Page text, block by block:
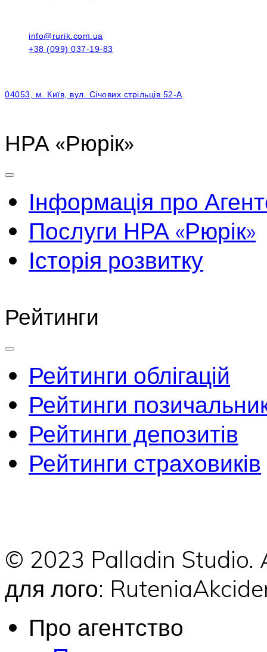
info@rurik.com.ua
+38 (099) 037-19-83
04053, м. Київ, вул. Січових стрільців 52-А
НРА «Рюрік»
Інформація про
Послуги НРА «Рюрік»
Історія розвитку
Рейтинги
Рейтинги облігацій
Рейтинги
Рейтинги депозитів
Рейтинги страховиків
© 2023 Palladin
для лого:
Про агентство